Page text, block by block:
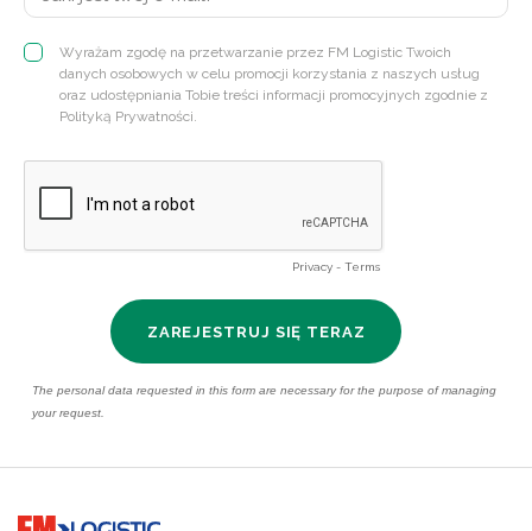
Go to home page